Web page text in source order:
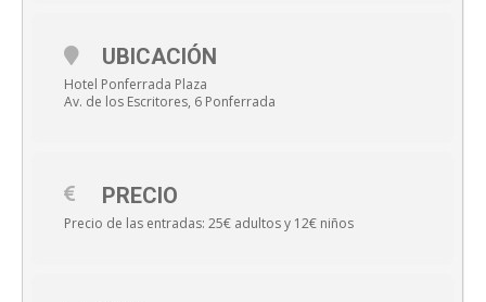
UBICACIÓN
Hotel Ponferrada Plaza
Av. de los Escritores, 6 Ponferrada
PRECIO
Precio de las entradas: 25€ adultos y 12€ niños